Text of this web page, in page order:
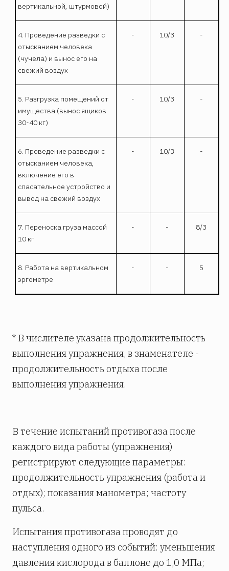
вертикальной, штурмовой)
4. Проведение разведки с
отысканием человека
(чучела) и вынос его на
свежий воздух
- 10/3 -
5. Разгрузка помещений от
имущества (вынос ящиков
30-40 кг)
- 10/3 -
6. Проведение разведки с
отысканием человека,
включение его в
спасательное устройство и
вывод на свежий воздух
- 10/3 -
7. Переноска груза массой
10 кг
- - 8/3
8. Работа на вертикальном
эргометре
- - 5
* В числителе указана продолжительность
выполнения упражнения, в знаменателе -
продолжительность отдыха после
выполнения упражнения.
В течение испытаний противогаза после
каждого вида работы (упражнения)
регистрируют следующие параметры:
продолжительность упражнения (работа и
отдых); показания манометра; частоту
пульса.
Испытания противогаза проводят до
наступления одного из событий: уменьшения
давления кислорода в баллоне до 1,0 МПа;